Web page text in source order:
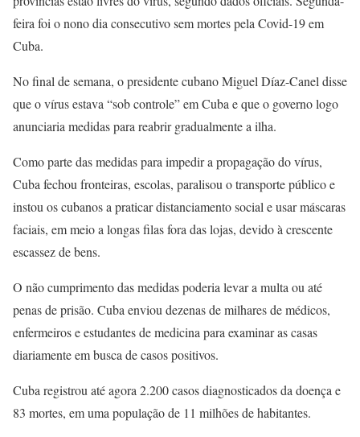
feira foi o nono dia consecutivo sem mortes pela Covid-19 em
Cuba.
No final de semana, o presidente cubano Miguel Díaz-Canel disse
que o vírus estava “sob controle” em Cuba e que o governo logo
anunciaria medidas para reabrir gradualmente a ilha.
Como parte das medidas para impedir a propagação do vírus,
Cuba fechou fronteiras, escolas, paralisou o transporte público e
instou os cubanos a praticar distanciamento social e usar máscaras
faciais, em meio a longas filas fora das lojas, devido à crescente
escassez de bens.
O não cumprimento das medidas poderia levar a multa ou até
penas de prisão. Cuba enviou dezenas de milhares de médicos,
enfermeiros e estudantes de medicina para examinar as casas
diariamente em busca de casos positivos.
Cuba registrou até agora 2.200 casos diagnosticados da doença e
83 mortes, em uma população de 11 milhões de habitantes.